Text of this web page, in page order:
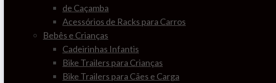
de Caçamba
Acessórios de Racks para Carros
Bebês e Crianças
Cadeirinhas Infantis
Bike Trailers para Crianças
Bike Trailers para Cães e Carga